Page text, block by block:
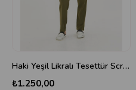
Haki Yeşil Likralı Tesettür Scrups Takım
₺1.250,00